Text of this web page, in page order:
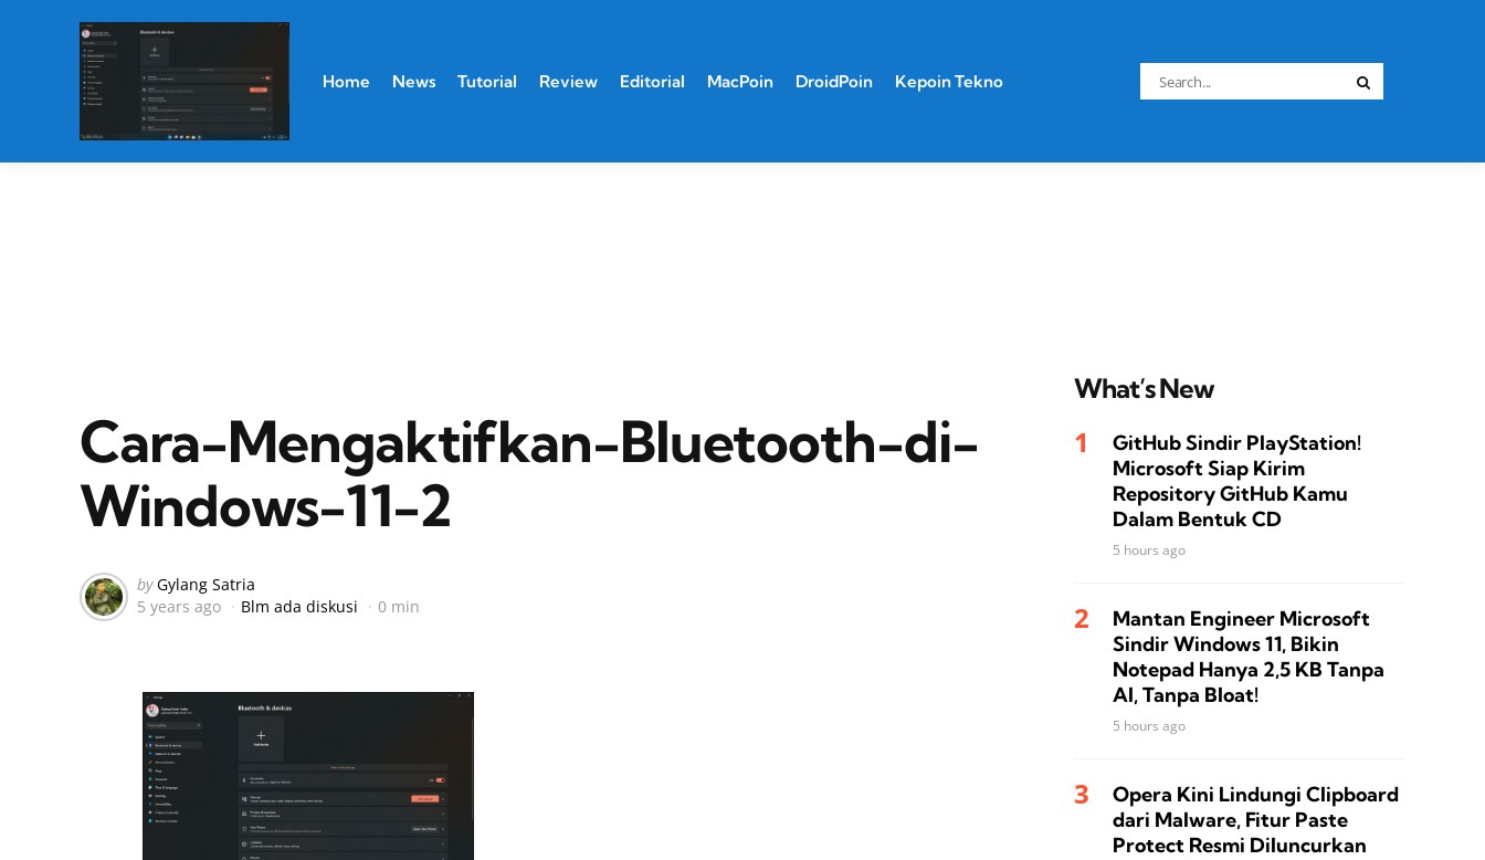
Home News Tutorial Review Editorial MacPoin DroidPoin Kepoin Tekno
Search
for:
Cara-Mengaktifkan-Bluetooth-di-
Windows-11-2
Posted
by
by Gylang Satria
5 years ago
Blm ada diskusi 0 min
What’s New
GitHub Sindir PlayStation!
Microsoft Siap Kirim
Repository GitHub Kamu
Dalam Bentuk CD
5 hours ago
Mantan Engineer Microsoft
Sindir Windows 11, Bikin
Notepad Hanya 2,5 KB Tanpa
AI, Tanpa Bloat!
5 hours ago
Opera Kini Lindungi Clipboard
dari Malware, Fitur Paste
Protect Resmi Diluncurkan